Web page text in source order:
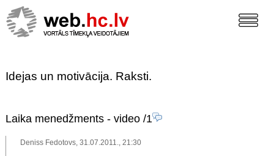
Idejas un motivācija. Raksti.
Laika menedžments - video/1
Deniss Fedotovs, 31.07.2011., 21:30